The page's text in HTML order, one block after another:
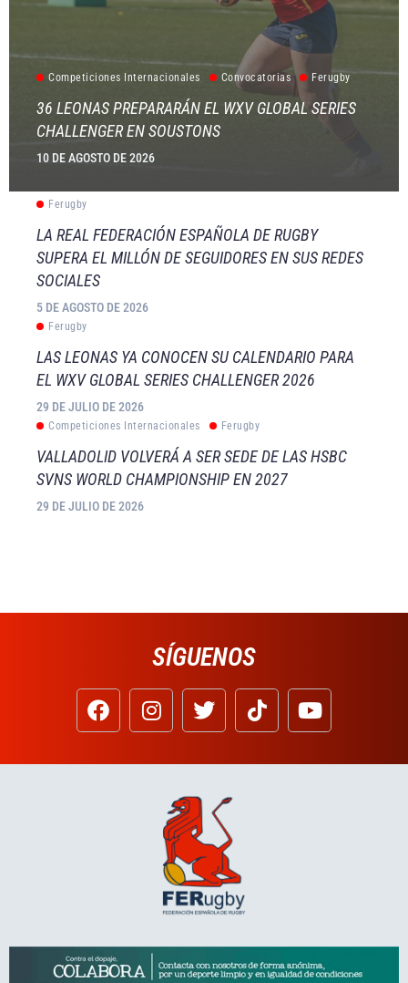
Competiciones Internacionales Convocatorias Ferugby
36 LEONAS PREPARARÁN EL WXV GLOBAL SERIES
CHALLENGER EN SOUSTONS
10 DE AGOSTO DE 2026
Ferugby
LA REAL FEDERACIÓN ESPAÑOLA DE RUGBY
SUPERA EL MILLÓN DE SEGUIDORES EN SUS REDES
SOCIALES
5 DE AGOSTO DE 2026
Ferugby
LAS LEONAS YA CONOCEN SU CALENDARIO PARA
EL WXV GLOBAL SERIES CHALLENGER 2026
29 DE JULIO DE 2026
Competiciones Internacionales Ferugby
VALLADOLID VOLVERÁ A SER SEDE DE LAS HSBC
SVNS WORLD CHAMPIONSHIP EN 2027
29 DE JULIO DE 2026
SÍGUENOS